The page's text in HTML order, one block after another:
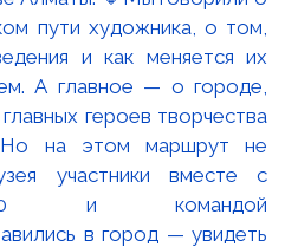
пути художника, о том,
и как меняется их
А главное — о городе,
героев творчества
на этом маршрут не
участники вместе с
и командой
в город — увидеть